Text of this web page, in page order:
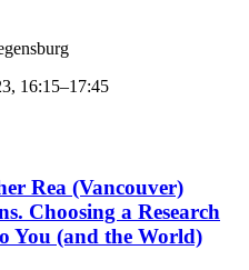
16:15–17:45
Rea (Vancouver)
Choosing a Research
You (and the World)